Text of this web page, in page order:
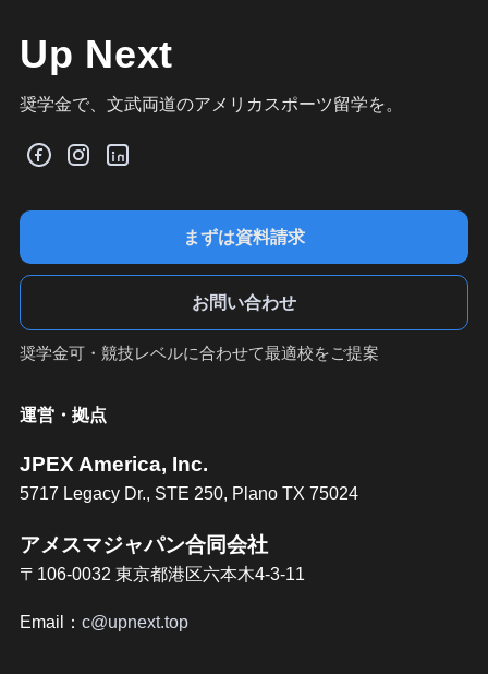
Up Next
奨学金で、文武両道のアメリカスポーツ留学を。
まずは資料請求
お問い合わせ
奨学金可・競技レベルに合わせて最適校をご提案
運営・拠点
JPEX America, Inc.
5717 Legacy Dr., STE 250, Plano TX 75024
アメスマジャパン合同会社
〒106-0032 東京都港区六本木4-3-11
Email： c@upnext.top